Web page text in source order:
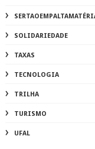
SOLIDARIEDADE
TAXAS
TECNOLOGIA
TRILHA
TURISMO
UFAL